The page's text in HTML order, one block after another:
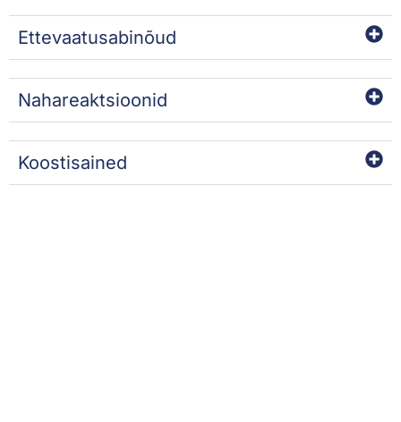
Ettevaatusabinõud
Nahareaktsioonid
Koostisained